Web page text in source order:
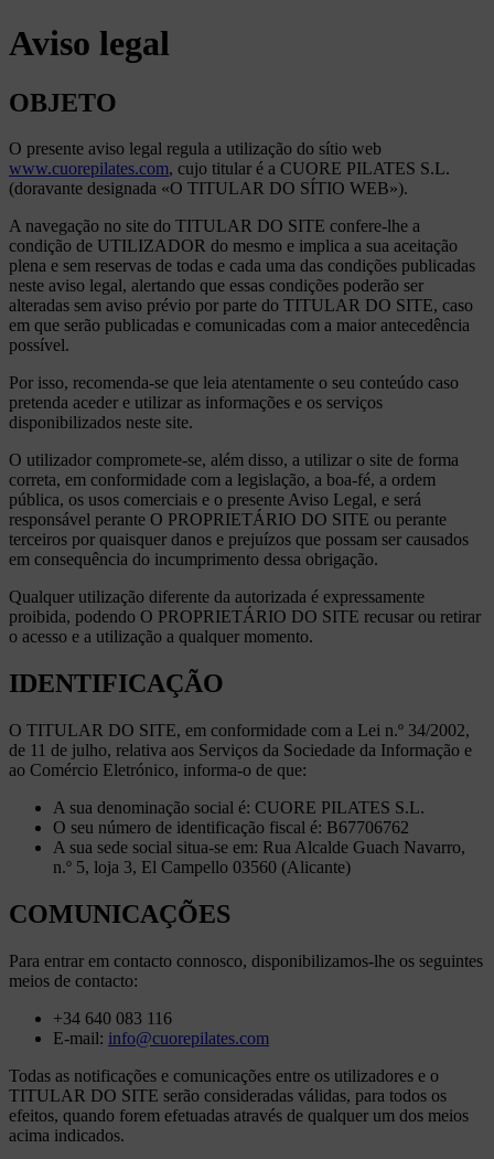
Aviso legal
OBJETO
O presente aviso legal regula a utilização do sítio web
www.cuorepilates.com, cujo titular é a CUORE PILATES S.L.
(doravante designada «O TITULAR DO SÍTIO WEB»).
A navegação no site do TITULAR DO SITE confere-lhe a
condição de UTILIZADOR do mesmo e implica a sua aceitação
plena e sem reservas de todas e cada uma das condições publicadas
neste aviso legal, alertando que essas condições poderão ser
alteradas sem aviso prévio por parte do TITULAR DO SITE, caso
em que serão publicadas e comunicadas com a maior antecedência
possível.
Por isso, recomenda-se que leia atentamente o seu conteúdo caso
pretenda aceder e utilizar as informações e os serviços
disponibilizados neste site.
O utilizador compromete-se, além disso, a utilizar o site de forma
correta, em conformidade com a legislação, a boa-fé, a ordem
pública, os usos comerciais e o presente Aviso Legal, e será
responsável perante O PROPRIETÁRIO DO SITE ou perante
terceiros por quaisquer danos e prejuízos que possam ser causados
em consequência do incumprimento dessa obrigação.
Qualquer utilização diferente da autorizada é expressamente
proibida, podendo O PROPRIETÁRIO DO SITE recusar ou retirar
o acesso e a utilização a qualquer momento.
IDENTIFICAÇÃO
O TITULAR DO SITE, em conformidade com a Lei n.º 34/2002,
de 11 de julho, relativa aos Serviços da Sociedade da Informação e
ao Comércio Eletrónico, informa-o de que:
A sua denominação social é: CUORE PILATES S.L.
O seu número de identificação fiscal é: B67706762
A sua sede social situa-se em: Rua Alcalde Guach Navarro,
n.º 5, loja 3, El Campello 03560 (Alicante)
COMUNICAÇÕES
Para entrar em contacto connosco, disponibilizamos-lhe os seguintes
meios de contacto:
+34 640 083 116
E-mail: info@cuorepilates.com
Todas as notificações e comunicações entre os utilizadores e o
TITULAR DO SITE serão consideradas válidas, para todos os
efeitos, quando forem efetuadas através de qualquer um dos meios
acima indicados.